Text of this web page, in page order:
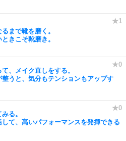
まで靴を磨く。
きこそ靴磨き。
、メイク直しをする。
整うと、気分もテンションもアップす
る。
て、高いパフォーマンスを発揮できる